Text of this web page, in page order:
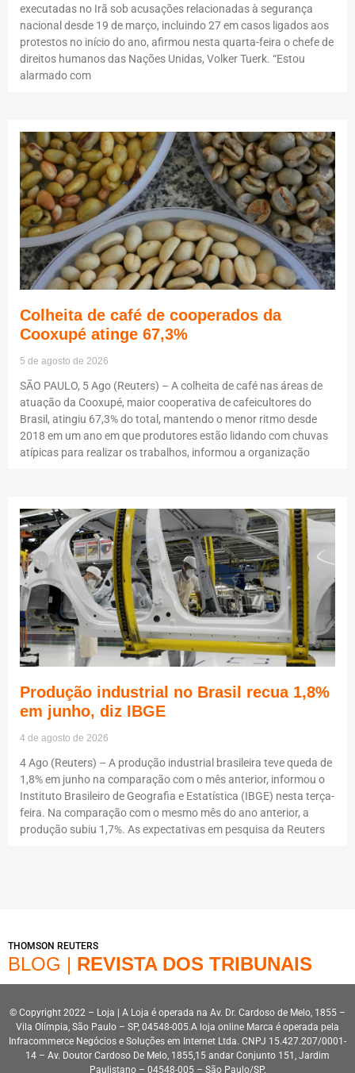
executadas no Irã sob acusações relacionadas à segurança
nacional desde 19 de março, incluindo 27 em casos ligados aos
protestos no início do ano, afirmou nesta quarta-feira o chefe de
direitos humanos das Nações Unidas, Volker Tuerk. “Estou
alarmado com
Colheita de café de cooperados da
Cooxupé atinge 67,3%
5 de agosto de 2026
SÃO PAULO, 5 Ago (Reuters) – A colheita de café nas áreas de
atuação da Cooxupé, maior cooperativa de cafeicultores do
Brasil, atingiu 67,3% do total, mantendo o menor ritmo desde
2018 em um ano em que produtores estão lidando com chuvas
atípicas para realizar os trabalhos, informou a organização
Produção industrial no Brasil recua 1,8%
em junho, diz IBGE
4 de agosto de 2026
4 Ago (Reuters) – A produção industrial brasileira teve queda de
1,8% em junho na comparação com o mês anterior, informou o
Instituto Brasileiro de Geografia e Estatística (IBGE) nesta terça-
feira. Na comparação com o mesmo mês do ano anterior, a
produção subiu 1,7%. As expectativas em pesquisa da Reuters
THOMSON REUTERS
BLOG | REVISTA DOS TRIBUNAIS
© Copyright 2022 – Loja | A Loja é operada na Av. Dr. Cardoso de Melo, 1855 –
Vila Olímpia, São Paulo – SP, 04548-005.A loja online Marca é operada pela
Infracommerce Negócios e Soluções em Internet Ltda. CNPJ 15.427.207/0001-
14 – Av. Doutor Cardoso De Melo, 1855,15 andar Conjunto 151, Jardim
Paulistano – 04548-005 – São Paulo/SP.